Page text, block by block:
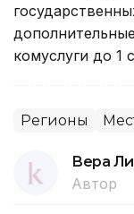
комуслуги до 1
Регионы
Вера
Автор